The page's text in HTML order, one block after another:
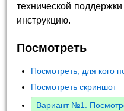
технической
инструкцию.
Посмотреть
Посмотреть, для кого
Посмотреть скриншот
Вариант №1.